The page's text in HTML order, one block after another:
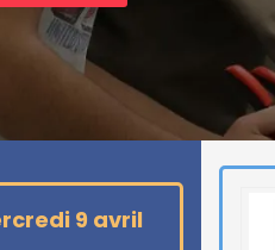
9 avril